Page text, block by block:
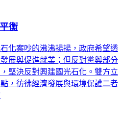
衡
化案吵的沸沸揚揚，政府希望透
展與促進就業；但反對黨與部分
堅決反對興建國光石化。雙方立
，彷彿經濟發展與環境保護二者